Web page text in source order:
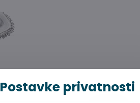
Opis
Postavke privatnosti